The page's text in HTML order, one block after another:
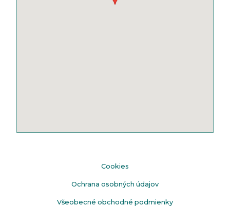
Cookies
Ochrana osobných údajov
Všeobecné obchodné podmienky